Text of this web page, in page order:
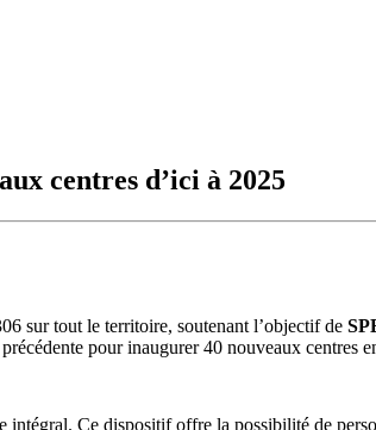
centres d’ici à 2025
sur tout le territoire, soutenant l’objectif de
pour inaugurer 40 nouveaux centres
intégral. Ce dispositif offre la possibilité de